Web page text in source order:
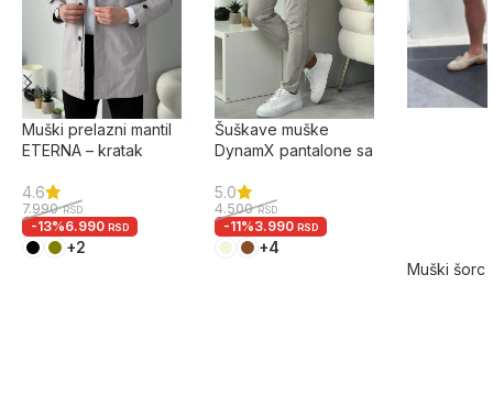
Muški prelazni mantil
ETERNA – kratak
4.6
7.990RSD
-13%6.990 RSD
+2
Šuškave muške
DynamX pantalone sa
5.0
4.500RSD
-11%3.990RSD
+4
Muški šorc